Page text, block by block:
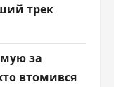
трек
за
втомився